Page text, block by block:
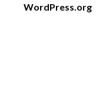
WordPress.org